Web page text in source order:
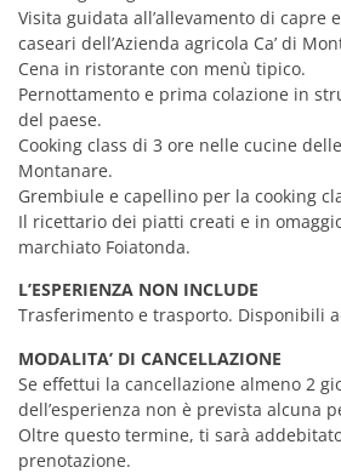
Visita guidata all’allevamento di capre
caseari dell’Azienda agricola Ca’ di
Cena in ristorante con menù tipico.
Pernottamento e prima colazione in
del paese.
Cooking class di 3 ore nelle cucine
Montanare.
Grembiule e capellino per la cooking
Il ricettario dei piatti creati e in
marchiato Foiatonda.
L’ESPERIENZA NON INCLUDE
Trasferimento e trasporto. Disponibili
MODALITA’ DI CANCELLAZIONE
Se effettui la cancellazione almeno 2
dell’esperienza non è prevista alcuna
Oltre questo termine, ti sarà
prenotazione.